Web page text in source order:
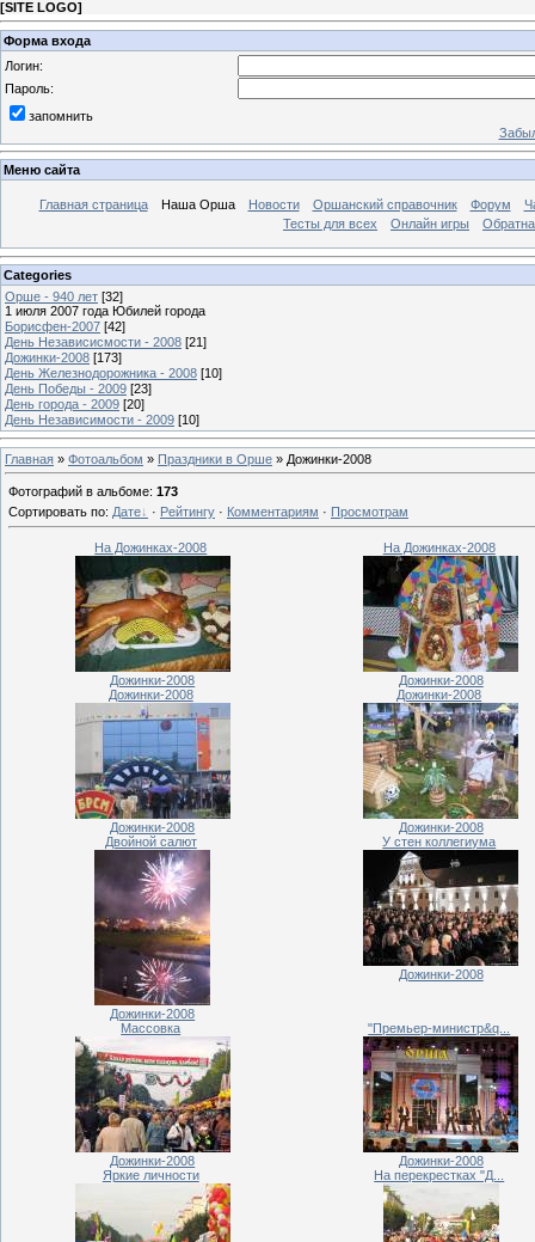
[SITE LOGO]
Форма входа
Логин:
Пароль:
запомнить
Меню сайта
Главная страница Наша Орша Новости Оршанский справочник Форум
Тесты для всех
Онлайн игры
Categories
Орше - 940 лет [32]
1 июля 2007 года Юбилей города
Борисфен-2007 [42]
День Независисмости - 2008 [21]
Дожинки-2008 [173]
День Железнодорожника - 2008 [10]
День Победы - 2009 [23]
День города - 2009 [20]
День Независимости - 2009 [10]
Главная » Фотоальбом » Праздники в Орше » Дожинки-2008
Фотографий в альбоме: 173
Сортировать по: Дате · Рейтингу · Комментариям · Просмотрам
На Дожинках-2008
Дожинки-2008
На Дожинках-2008
Дожинки-2008
Дожинки-2008
Дожинки-2008
Дожинки-2008
Дожинки-2008
Двойной салют
Дожинки-2008
У стен коллегиума
Дожинки-2008
Массовка
Дожинки-2008
"Премьер-министр&q...
Дожинки-2008
Яркие личности
На перекрестках "Д...